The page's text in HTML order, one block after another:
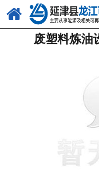
废塑料炼油